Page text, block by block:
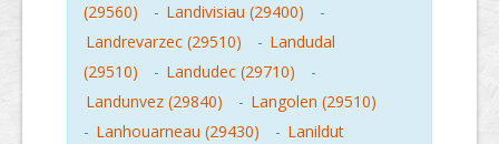
(29560)
- Landivisiau (29400)
-
Landrevarzec (29510)
- Landudal
(29510)
- Landudec (29710)
-
Landunvez (29840)
- Langolen (29510)
- Lanhouarneau (29430) - Lanildut